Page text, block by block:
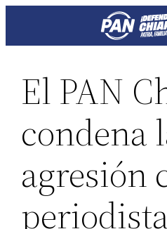
El PAN
condena
agresión